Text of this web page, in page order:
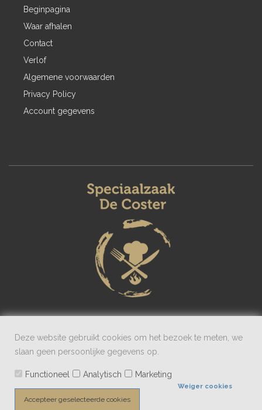
Beginpagina
Waar afhalen
Contact
Verlof
Algemene voorwaarden
Privacy Policy
Account gegevens
Deze website gebruikt cookies om het bezoek te meten, we
slaan geen persoonlijke gegevens op.
Functioneel Analytisch Marketing
Accepteer geselecteerde cookies
Weiger cookies